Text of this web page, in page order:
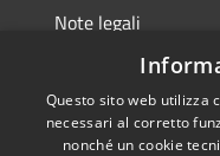
Note legali
Dichiarazione di
Questo sito web utilizza
necessari al corretto
nonché un cookie